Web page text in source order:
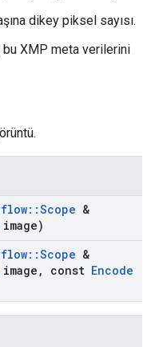
dikey piksel sayısı.
XMP meta verilerini
::Scope &
image)
::Scope &
image , const Encode